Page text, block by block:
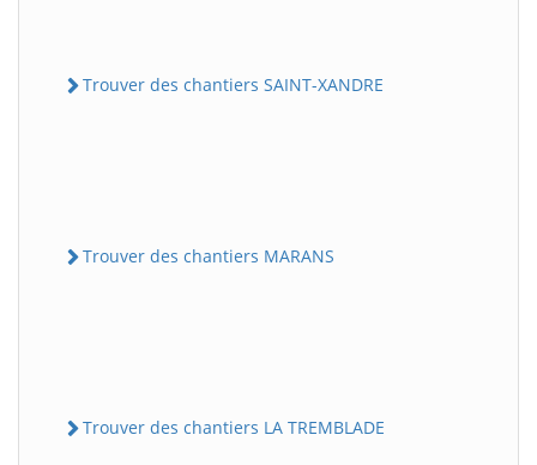
Trouver des chantiers SAINT-XANDRE
Trouver des chantiers MARANS
Trouver des chantiers LA TREMBLADE